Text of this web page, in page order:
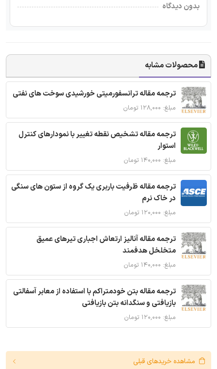
بدون دیدگاه
محصولات مشابه
ترجمه مقاله ترانسفورمیتی خورشیدی سوخت های نفتی
مبلغ: ۱۲۸,۰۰۰ تومان
ترجمه مقاله تشخیص نقطه تغییر با نمودارهای کنترل
استوار
مبلغ: ۱۴۰,۰۰۰ تومان
ترجمه مقاله ظرفیت باربری یک گروه از ستون های سنگی
در خاک نرم
مبلغ: ۱۲۰,۰۰۰ تومان
ترجمه مقاله آنالیز ارتعاش اجباری تیرهای عمیق
متخلخل هدفمند
مبلغ: ۱۴۰,۰۰۰ تومان
ترجمه مقاله بتن خودمتراکم با استفاده از معابر آسفالتی
بازیافتی و سنگدانه بتن بازیافتی
مبلغ: ۱۲۰,۰۰۰ تومان
مشاهده خریدهای قبلی